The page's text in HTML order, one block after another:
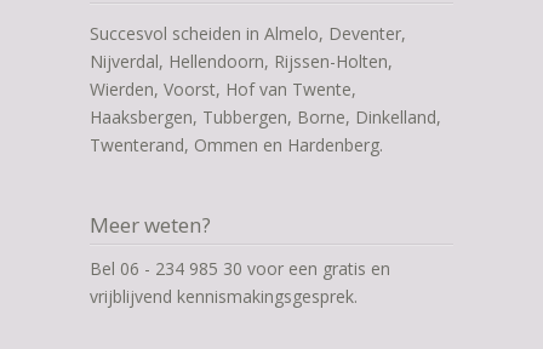
Succesvol scheiden in Almelo, Deventer,
Nijverdal, Hellendoorn, Rijssen-Holten,
Wierden, Voorst, Hof van Twente,
Haaksbergen, Tubbergen, Borne, Dinkelland,
Twenterand, Ommen en Hardenberg.
Meer weten?
Bel 06 - 234 985 30 voor een gratis en
vrijblijvend kennismakingsgesprek.